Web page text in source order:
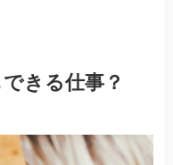
きる仕事？